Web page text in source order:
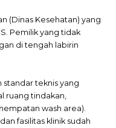
(Dinas Kesehatan) yang
Pemilik yang tidak
di tengah labirin
standar teknis yang
ruang tindakan,
wash area).
fasilitas klinik sudah